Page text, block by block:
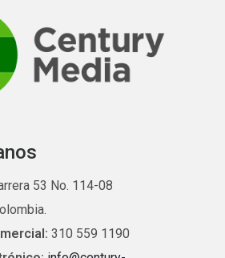
53 No. 114-08
310 559 1190